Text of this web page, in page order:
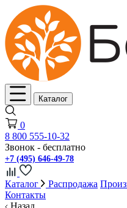
Каталог
0
8 800 555-10-32
Звонок - бесплатно
+7 (495) 646-49-78
Каталог Распродажа
Контакты
Назад